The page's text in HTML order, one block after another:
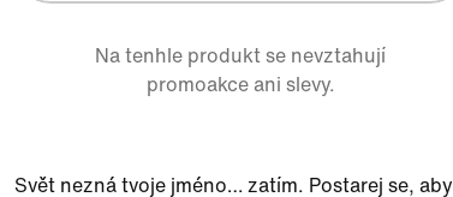
Na tenhle produkt se nevztahují
promoakce ani slevy.
Svět nezná tvoje jméno… zatím. Postarej se, aby